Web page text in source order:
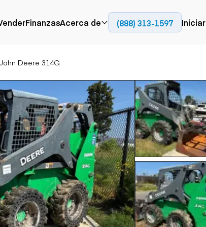
Aérea
Camiones con
plataforma
Grúas
Carretillas elevadoras
Ascensores
Manipuladores
telescópicos
Movimiento de
tierra
Retroexcavadoras
Topadoras
Cargadoras compactas
Fresadoras en frío
Compactadores
Adoquines
Recuperadores de
carreteras
Generación de
energía
Generadores
FinanzasAcerca de
(888) 313-1597
Deere 314G